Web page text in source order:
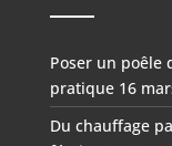
Poser un poêle
pratique 16
Du chauffage